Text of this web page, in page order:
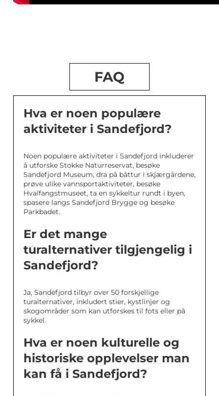
FAQ
Hva er noen populære
aktiviteter i Sandefjord?
Noen populære aktiviteter i Sandefjord inkluderer
å utforske Stokke Naturreservat, besøke
Sandefjord Museum, dra på båttur i skjærgårdene,
prøve ulike vannsportaktiviteter, besøke
Hvalfangstmuseet, ta en sykkeltur rundt i byen,
spasere langs Sandefjord Brygge og besøke
Parkbadet.
Er det mange
turalternativer tilgjengelig i
Sandefjord?
Ja, Sandefjord tilbyr over 50 forskjellige
turalternativer, inkludert stier, kystlinjer og
skogområder som kan utforskes til fots eller på
sykkel.
Hva er noen kulturelle og
historiske opplevelser man
kan få i Sandefjord?